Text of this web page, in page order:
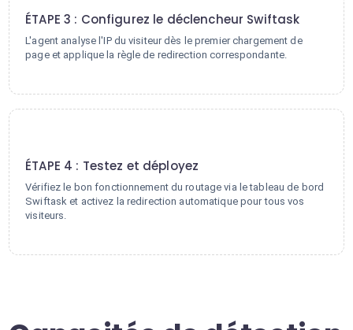
ÉTAPE 3 : Configurez le déclencheur Swiftask
L'agent analyse l'IP du visiteur dès le premier chargement de
page et applique la règle de redirection correspondante.
ÉTAPE 4 : Testez et déployez
Vérifiez le bon fonctionnement du routage via le tableau de bord
Swiftask et activez la redirection automatique pour tous vos
visiteurs.